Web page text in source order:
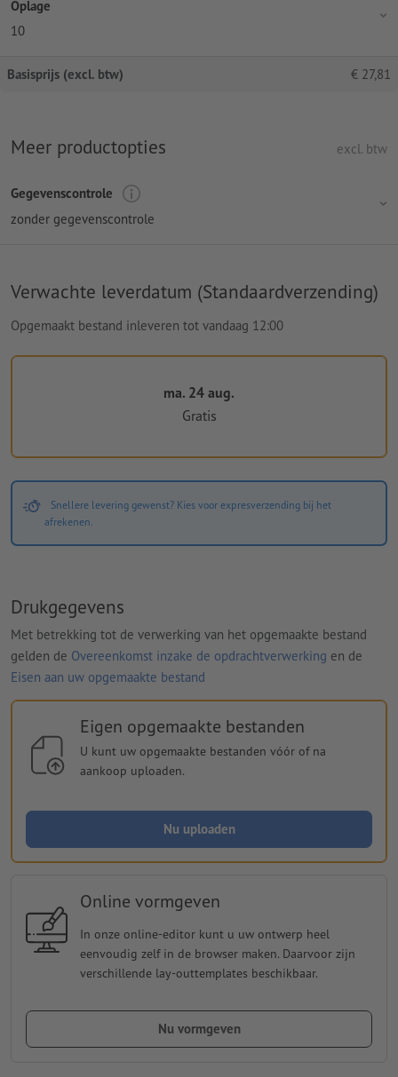
Oplage
10
Basisprijs (excl. btw) € 27,81
Meer productopties excl. btw
Gegevenscontrole
zonder gegevenscontrole
Verwachte leverdatum (Standaardverzending)
Opgemaakt bestand inleveren tot vandaag 12:00
ma. 24 aug.
Gratis
Snellere levering gewenst? Kies voor expresverzending bij het
afrekenen.
Drukgegevens
Met betrekking tot de verwerking van het opgemaakte bestand
gelden de Overeenkomst inzake de opdrachtverwerking en de
Eisen aan uw opgemaakte bestand
Eigen opgemaakte bestanden
U kunt uw opgemaakte bestanden vóór of na
aankoop uploaden.
Nu uploaden
Online vormgeven
In onze online-editor kunt u uw ontwerp heel
eenvoudig zelf in de browser maken. Daarvoor zijn
verschillende lay-outtemplates beschikbaar.
Nu vormgeven